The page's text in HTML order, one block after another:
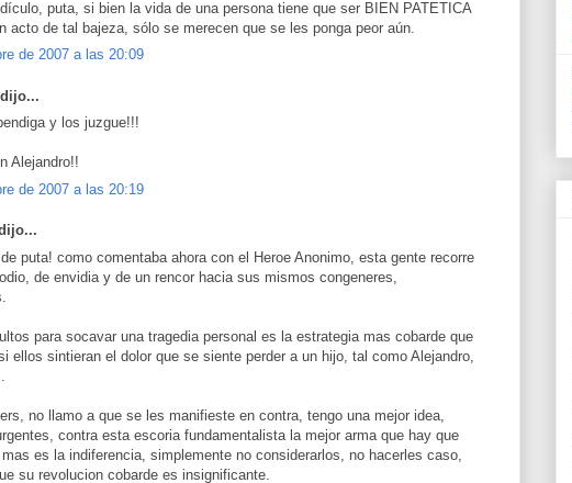
puta, si bien la vida de una persona tiene que ser BIEN PATETICA
acto de tal bajeza, sólo se merecen que se les ponga peor aún.
de 2007 a las 20:09
dijo...
y los juzgue!!!
Alejandro!!
de 2007 a las 20:19
puta! como comentaba ahora con el Heroe Anonimo, esta gente recorre
de envidia y de un rencor hacia sus mismos congeneres,
para socavar una tragedia personal es la estrategia mas cobarde que
ellos sintieran el dolor que se siente perder a un hijo, tal como Alejandro,
no llamo a que se les manifieste en contra, tengo una mejor idea,
contra esta escoria fundamentalista la mejor arma que hay que
es la indiferencia, simplemente no considerarlos, no hacerles caso,
su revolucion cobarde es insignificante.